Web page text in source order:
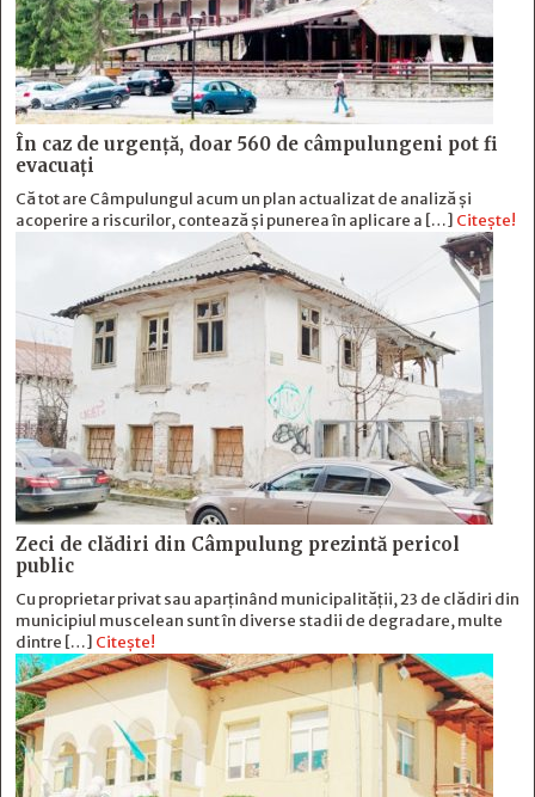
În caz de urgență, doar 560 de câmpulungeni pot fi
evacuați
Că tot are Câmpulungul acum un plan actualizat de analiză și
acoperire a riscurilor, contează și punerea în aplicare a […] Citește!
Zeci de clădiri din Câmpulung prezintă pericol
public
Cu proprietar privat sau aparținând municipalității, 23 de clădiri din
municipiul muscelean sunt în diverse stadii de degradare, multe
dintre […] Citește!